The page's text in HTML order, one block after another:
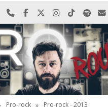
Najlepiej po prostu do nas
Odwiedź nas na
Odwiedź nas na X
Odwiedź nas
Odwiedź
Pro-rock » Pro-rock - 2013